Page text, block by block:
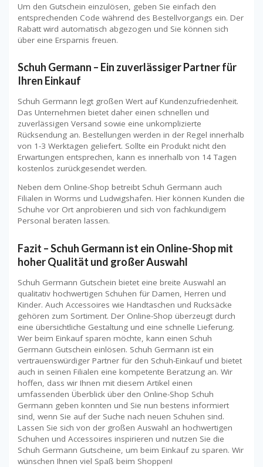
Um den Gutschein einzulösen, geben Sie einfach den
entsprechenden Code während des Bestellvorgangs ein. Der
Rabatt wird automatisch abgezogen und Sie können sich
über eine Ersparnis freuen.
Schuh Germann – Ein zuverlässiger Partner für
Ihren Einkauf
Schuh Germann legt großen Wert auf Kundenzufriedenheit.
Das Unternehmen bietet daher einen schnellen und
zuverlässigen Versand sowie eine unkomplizierte
Rücksendung an. Bestellungen werden in der Regel innerhalb
von 1-3 Werktagen geliefert. Sollte ein Produkt nicht den
Erwartungen entsprechen, kann es innerhalb von 14 Tagen
kostenlos zurückgesendet werden.
Neben dem Online-Shop betreibt Schuh Germann auch
Filialen in Worms und Ludwigshafen. Hier können Kunden die
Schuhe vor Ort anprobieren und sich von fachkundigem
Personal beraten lassen.
Fazit – Schuh Germann ist ein Online-Shop mit
hoher Qualität und großer Auswahl
Schuh Germann Gutschein bietet eine breite Auswahl an
qualitativ hochwertigen Schuhen für Damen, Herren und
Kinder. Auch Accessoires wie Handtaschen und Rucksäcke
gehören zum Sortiment. Der Online-Shop überzeugt durch
eine übersichtliche Gestaltung und eine schnelle Lieferung.
Wer beim Einkauf sparen möchte, kann einen Schuh
Germann Gutschein einlösen. Schuh Germann ist ein
vertrauenswürdiger Partner für den Schuh-Einkauf und bietet
auch in seinen Filialen eine kompetente Beratzung an. Wir
hoffen, dass wir Ihnen mit diesem Artikel einen
umfassenden Überblick über den Online-Shop Schuh
Germann geben konnten und Sie nun bestens informiert
sind, wenn Sie auf der Suche nach neuen Schuhen sind.
Lassen Sie sich von der großen Auswahl an hochwertigen
Schuhen und Accessoires inspirieren und nutzen Sie die
Schuh Germann Gutscheine, um beim Einkauf zu sparen. Wir
wünschen Ihnen viel Spaß beim Shoppen!